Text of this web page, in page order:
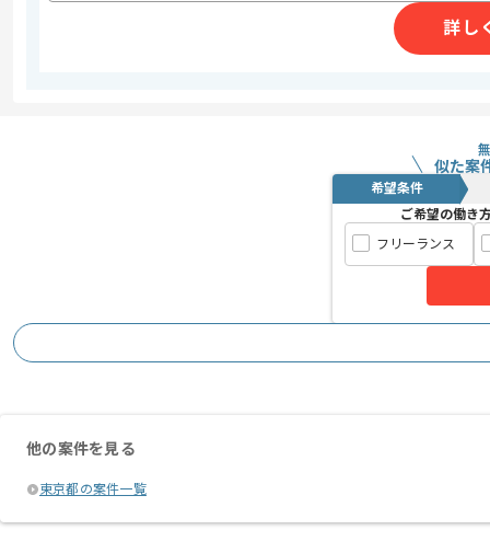
社内の雰囲気も明るく、交流会や勉強
新しいアイディアを積極的に取り組む
また、スペックの高いPCやディスプレ
詳し
似た案
希望条件
ご希望の働き
フリーランス
他の案件を見る
東京都の案件一覧